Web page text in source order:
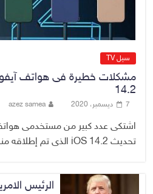
سيل TV
14.2
7 ديسمبر، 2020 azez samea
اشتكى عدد كبير من مستخدمى
تحديث iOS 14.2 الذى تم إطلاقه منذ عدة أيام، بأن
الرئيس